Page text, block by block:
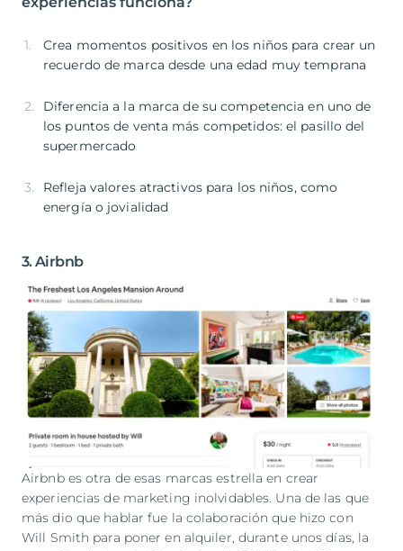
Crea momentos positivos en los niños para crear un
recuerdo de marca desde una edad muy temprana
Diferencia a la marca de su competencia en uno de
los puntos de venta más competidos: el pasillo del
supermercado
Refleja valores atractivos para los niños, como
energía o jovialidad
3. Airbnb
Airbnb es otra de esas marcas estrella en crear
experiencias de marketing inolvidables. Una de las que
más dio que hablar fue la colaboración que hizo con
Will Smith para poner en alquiler, durante unos días, la